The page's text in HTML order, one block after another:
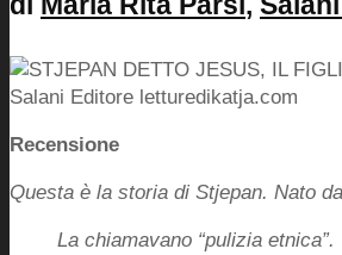
Recensione
Questa è la storia di Stjepan. Nato
La chiamavano “pulizia etnica”.